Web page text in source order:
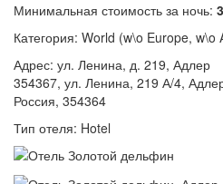
Минимальная стоимость за ночь:
Категория: World (w\o Europe, w\o
Адрес: ул. Ленина, д. 219, Адлер
354367, ул. Ленина, 219 А/4,
Россия, 354364
Тип отеля: Hotel